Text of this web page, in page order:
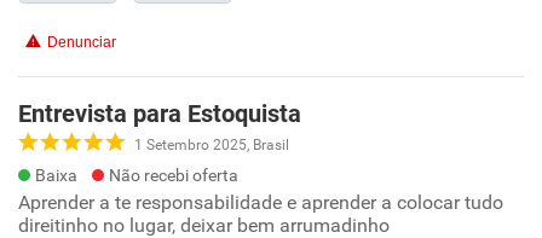
Denunciar
Entrevista para Estoquista
1 Setembro 2025, Brasil
Baixa Não recebi oferta
Aprender a te responsabilidade e aprender a colocar tudo
direitinho no lugar, deixar bem arrumadinho